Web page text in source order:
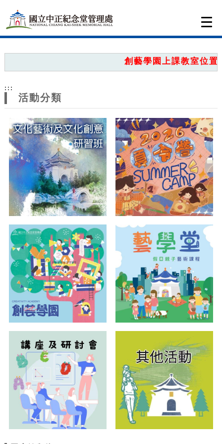
網
站
主
題
創藝學園上課教室位置圖
:::
活動分類